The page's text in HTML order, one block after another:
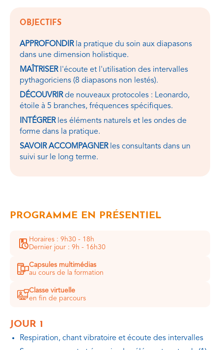
OBJECTIFS
APPROFONDIRla pratique du soin aux diapasons
dans une dimension holistique.
MAÎTRISERl'écoute et l'utilisation des intervalles
pythagoriciens (8 diapasons non lestés).
DÉCOUVRIRde nouveaux protocoles : Leonardo,
étoile à 5 branches, fréquences spécifiques.
INTÉGRERles éléments naturels et les ondes de
forme dans la pratique.
SAVOIR ACCOMPAGNERles consultants dans un
suivi sur le long terme.
PROGRAMME EN PRÉSENTIEL
Horaires : 9h30 - 18h
Dernier jour : 9h - 16h30
Capsules multimédias
au cours de la formation
Classe virtuelle
en fin de parcours
JOUR 1
Respiration, chant vibratoire et écoute des intervalles